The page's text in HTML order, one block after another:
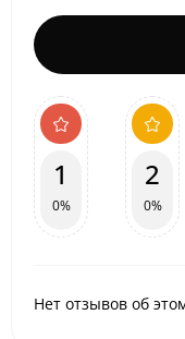
1
0%
2
0%
Нет отзывов об